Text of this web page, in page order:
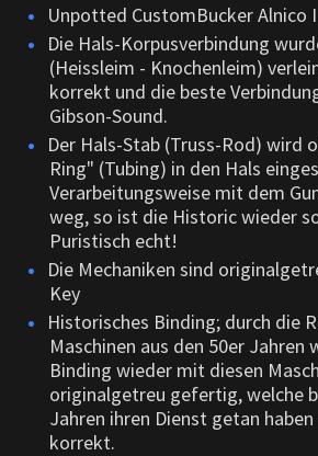
Unpotted CustomBucker Alnico
Die Hals-Korpusverbindung
(Heissleim - Knochenleim)
korrekt und die beste
Gibson-Sound.
Der Hals-Stab (Truss-Rod) wird
Ring" (Tubing) in den Hals
Verarbeitungsweise mit dem
weg, so ist die Historic wieder
Puristisch echt!
Die Mechaniken sind
Key
Historisches Binding; durch die
Maschinen aus den 50er Jahren
Binding wieder mit diesen
originalgetreu gefertig, welche
Jahren ihren Dienst getan
korrekt.